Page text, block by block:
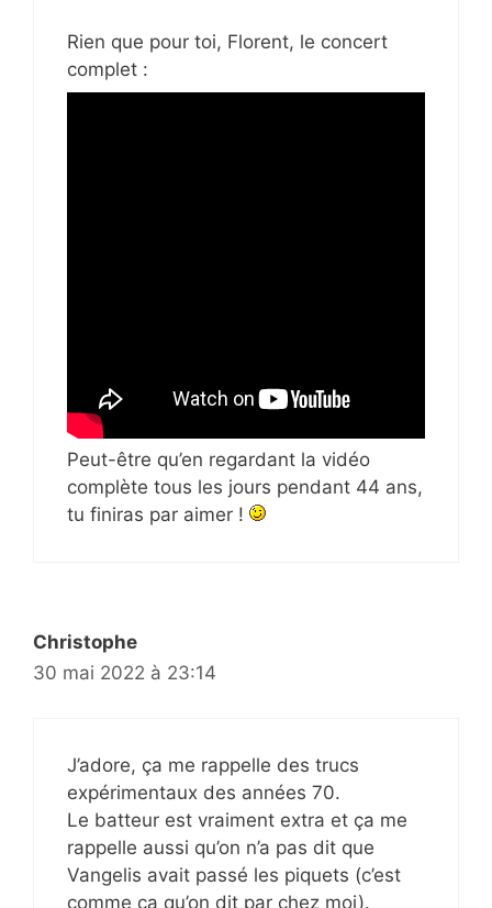
Rien que pour toi, Florent, le concert
complet :
Peut-être qu’en regardant la vidéo
complète tous les jours pendant 44 ans,
tu finiras par aimer !
Christophe
30 mai 2022 à 23:14
J’adore, ça me rappelle des trucs
expérimentaux des années 70.
Le batteur est vraiment extra et ça me
rappelle aussi qu’on n’a pas dit que
Vangelis avait passé les piquets (c’est
comme ça qu’on dit par chez moi).